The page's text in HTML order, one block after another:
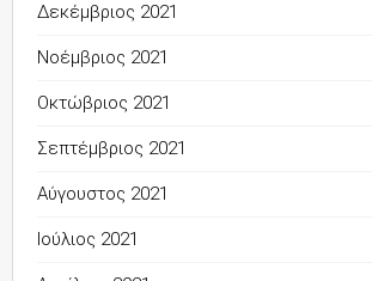
Δεκέμβριος 2021
Νοέμβριος 2021
Οκτώβριος 2021
Σεπτέμβριος 2021
Αύγουστος 2021
Ιούλιος 2021